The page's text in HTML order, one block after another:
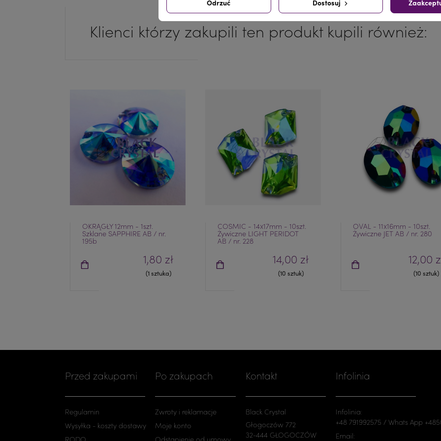
Klienci którzy zakupili ten produkt kupili również:
OKRĄGŁY 12mm - 1szt.
Szklane SAPPHIRE AB / nr.
195b
1,80 zł
(1 sztuka)
COSMIC - 14x17mm - 10szt.
Żywiczne LIGHT PERIDOT
AB / nr. 228
14,00 zł
(10 sztuk)
OVAL - 11x16mm - 10szt.
Żywiczne JET AB / nr. 280
12,00
(10 sztuk)
Przed zakupami
Regulamin
Wysyłka - koszty dostawy
Po zakupach
Zwroty i reklamacje
Moje konto
Kontakt
Black Crystal
Głogoczów 772
32-444 GŁOGOCZÓW
Infolinia
Infolinia:
+48 791992575 / Whats App
Email:
Odrzuć Dostosuj